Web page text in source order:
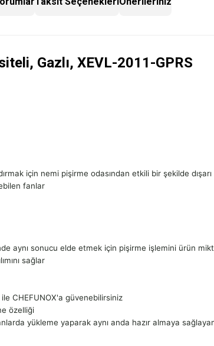
Gazlı, XEVL-2011-GPRS
için nemi pişirme odasından etkili bir şekilde
fanlar
aynı sonucu elde etmek için pişirme işlemini ürün
sağlar
CHEFUNOX'a güvenebilirsiniz
özelliği
yükleme yaparak aynı anda hazır almaya